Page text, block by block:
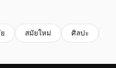
สมัยใหม่ ศิลปะ